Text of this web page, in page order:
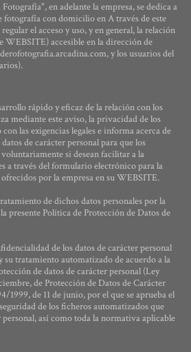
en adelante la empresa, se dedica a
fotografía con domicilio en A través de este
el acceso y uso, y en general, la relación
WEBSITE) accesible en la dirección de
y los usuarios del
rápido y eficaz de la relación con los
mediante este aviso, la privacidad de los
las exigencias legales e informa acerca de
de carácter personal para que los
si desean facilitar a la
a través del formulario electrónico para la
por la empresa en su WEBSITE.
de dichos datos personales por la
presente Política de Protección de Datos de
de los datos de carácter personal
su tratamiento automatizado de acuerdo a la
de datos de carácter personal (Ley
de Protección de Datos de Carácter
1999, de 11 de junio, por el que se aprueba el
de los ficheros automatizados que
así como toda la normativa aplicable